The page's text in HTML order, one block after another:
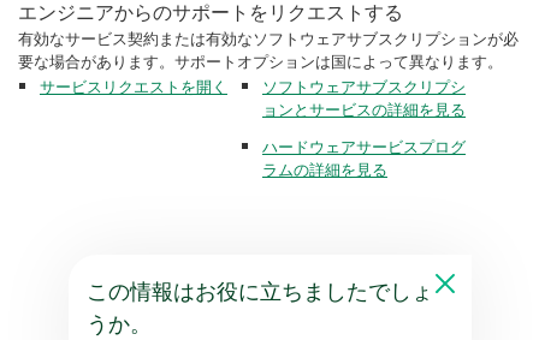
エンジニアからのサポートをリクエストする
有効なサービス契約または有効なソフトウェアサブスクリプションが必
要な場合があります。サポートオプションは国によって異なります。
サービスリクエストを開く
ソフトウェアサブスクリプシ
ョンとサービスの詳細を見る
ハードウェアサービスプログ
ラムの詳細を見る
この情報はお役に立ちましたでしょ
うか。